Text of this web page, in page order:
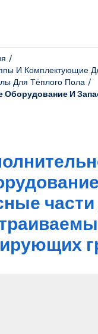
И Комплектующие
Для Тёплого Пола
Оборудование И